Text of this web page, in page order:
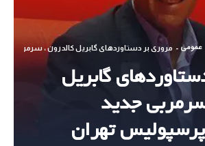
عمومی - مروری بر دستاوردهای گابریل کالدرون ، سرمربی
گابریل
جدید
پرسپولیس تهران